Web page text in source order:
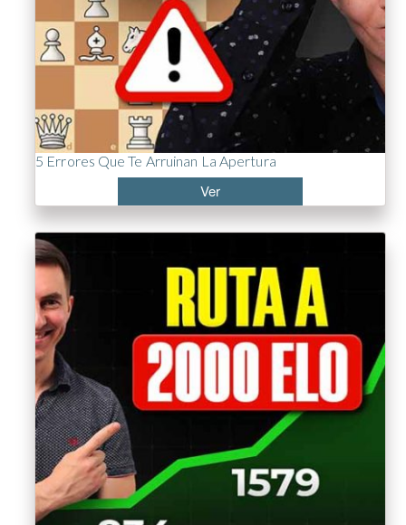
5 Errores Que Te Arruinan La Apertura
Ver